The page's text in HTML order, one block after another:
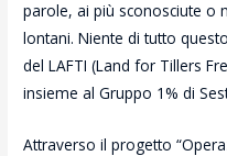
parole, ai più sconosciute o
lontani. Niente di tutto
del LAFTI (Land for Tillers
insieme al Gruppo 1% di
Attraverso il progetto